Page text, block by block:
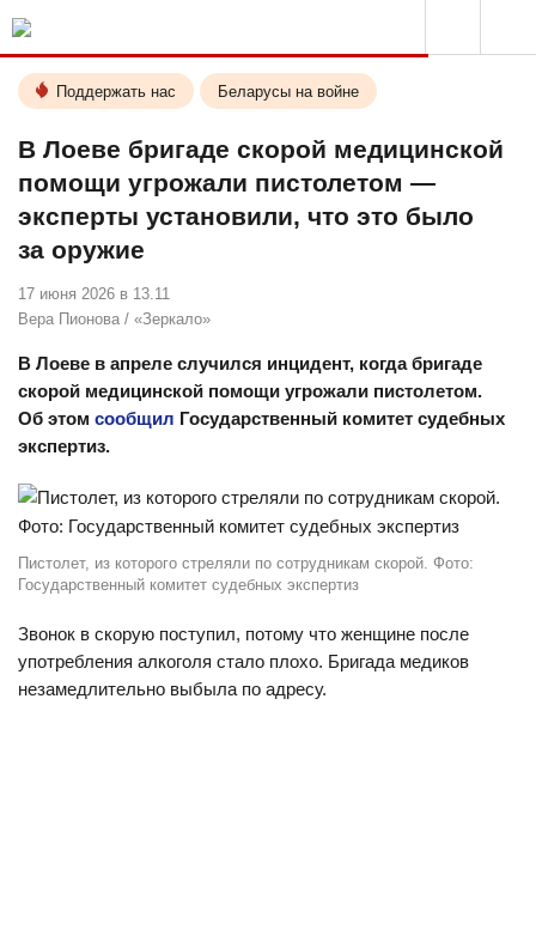
Поддержать нас Беларусы на войне
В Лоеве бригаде скорой медицинской
помощи угрожали пистолетом —
эксперты установили, что это было
за оружие
17 июня 2026 в 13.11
Вера Пионова / «Зеркало»
В Лоеве в апреле случился инцидент, когда бригаде
скорой медицинской помощи угрожали пистолетом.
Об этом сообщил Государственный комитет судебных
экспертиз.
Пистолет, из которого стреляли по сотрудникам скорой. Фото:
Государственный комитет судебных экспертиз
Звонок в скорую поступил, потому что женщине после
употребления алкоголя стало плохо. Бригада медиков
незамедлительно выбыла по адресу.